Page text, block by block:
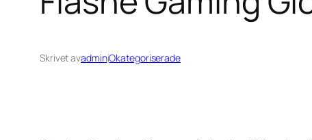
Skrivet avadminiOkategoriserade